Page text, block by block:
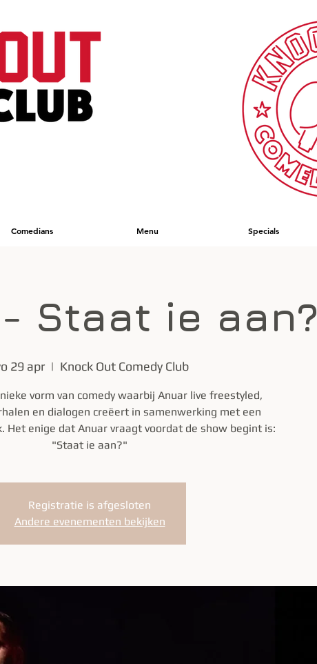
Comedians Menu Specials
Staat ie aan?
29 apr
  |
Knock Out Comedy Club
vorm van comedy waarbij Anuar live freestyled,
en dialogen creëert in samenwerking met een
Het enige dat Anuar vraagt voordat de show begint is:
"Staat ie aan?"
Registratie is afgesloten
Andere evenementen bekijken